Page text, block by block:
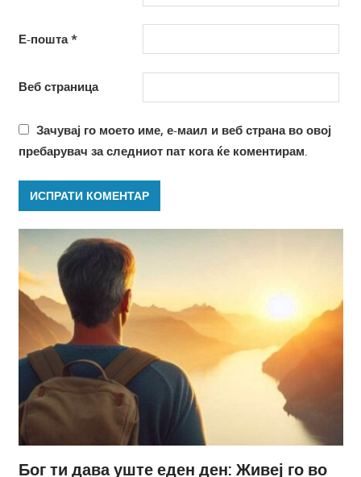
Е-пошта*
Веб страница
Зачувај го моето име, е-маил и веб страна во овој
пребарувач за следниот пат кога ќе коментирам.
Бог ти дава уште еден ден: Живеј го во